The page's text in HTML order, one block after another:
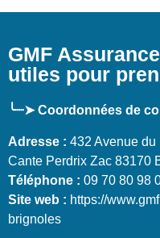
GMF
utiles pour
╰┈➤ Coordonnées de
Adresse : 432 Avenue du
Cante Perdrix Zac 83170
Téléphone : 09 70 80 98
Site web : https://
brignoles